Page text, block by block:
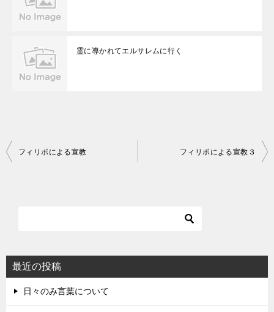
霊に導かれてエルサレムに行く
投
シ
ョ
フィリポによる宣教 フィリポによる宣教３
最近の投稿
日々のみ言葉について